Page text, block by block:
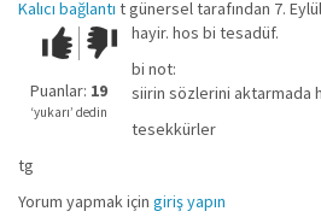
Kalıcı bağlantı t günerseltarafından 7.
Çok iyi!O
kadar
iyi
değil!
Puanlar: 19
‘yukarı’ dedin
hayir. hos bi tesadüf.
bi not:
siirin sözlerini aktarmada
tesekkürler
tg
Yorum yapmak için giriş yapın